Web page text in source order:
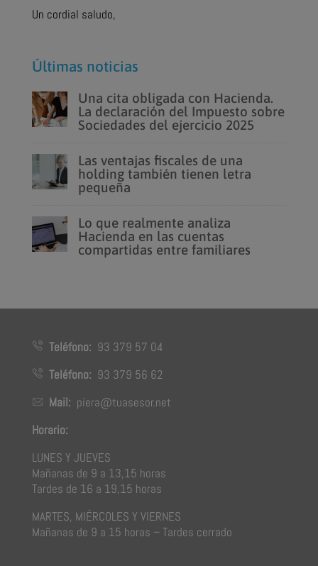
Un cordial saludo,
Últimas noticias
Una cita obligada con Hacienda.
La declaración del Impuesto sobre
Sociedades del ejercicio 2025
Las ventajas fiscales de una
holding también tienen letra
pequeña
Lo que realmente analiza
Hacienda en las cuentas
compartidas entre familiares
Teléfono: 93 379 57 04
Teléfono: 93 379 56 62
Mail: piera@tuasesor.net
Horario:
LUNES Y JUEVES
Mañanas de 9 a 13,15 horas
Tardes de 16 a 19,15 horas
MARTES, MIÉRCOLES Y VIERNES
Mañanas de 9 a 15 horas – Tardes cerrado